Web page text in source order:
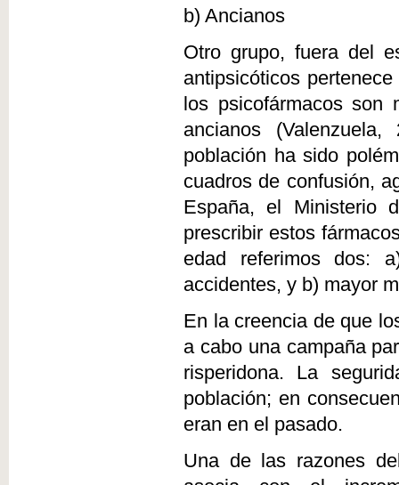
b) Ancianos
Otro grupo, fuera del
antipsicóticos
los psicofármacos
ancianos
población ha sido
cuadros de confusión,
España, el Ministerio
prescribir estos
edad referimos dos:
accidentes, y b) mayor
En la creencia de que
a cabo una campaña
risperidona. La
población; en
eran en el pasado.
Una de las razones